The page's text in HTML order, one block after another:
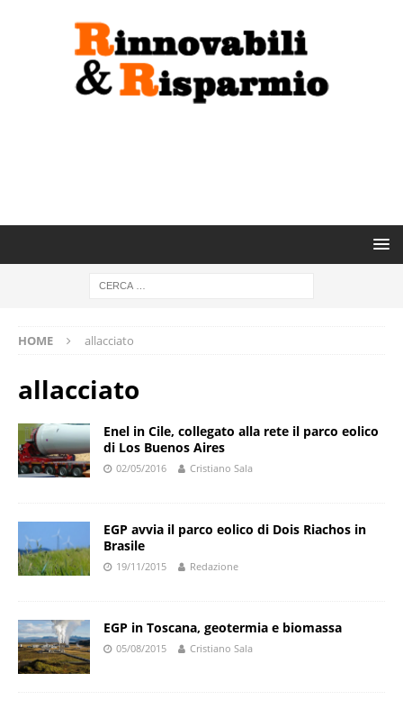
HOME allacciato
allacciato
Enel in Cile, collegato alla rete il parco eolico
di Los Buenos Aires
02/05/2016 Cristiano Sala
EGP avvia il parco eolico di Dois Riachos in
Brasile
19/11/2015 Redazione
EGP in Toscana, geotermia e biomassa
05/08/2015 Cristiano Sala